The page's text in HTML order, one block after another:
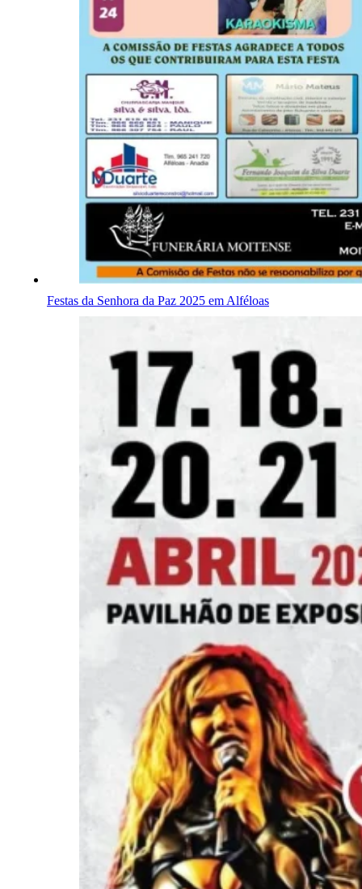
Festas da Senhora da Paz 2025 em Alféloas